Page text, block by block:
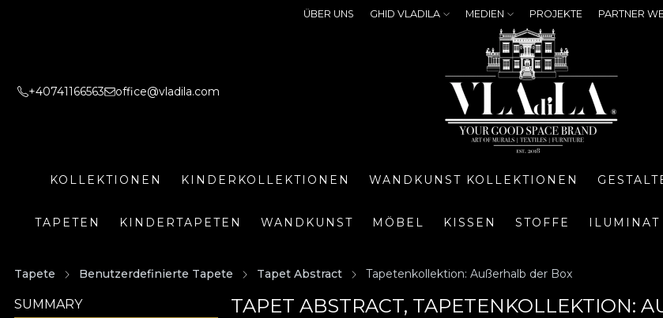
ÜBER UNS GHID VLADILA MEDIEN PROJEKTE PARTNER
+40741166563 office@vladila.com
KOLLEKTIONEN KINDERKOLLEKTIONEN WANDKUNST KOLLEKTIONEN
TAPETEN KINDERTAPETEN WANDKUNST MÖBEL KISSEN STOFFE ILUMINAT
Tapete Benutzerdefinierte Tapete Tapet Abstract Tapetenkollektion: Außerhalb der Box
SUMMARY TAPET ABSTRACT, TAPETENKOLLEKTION: